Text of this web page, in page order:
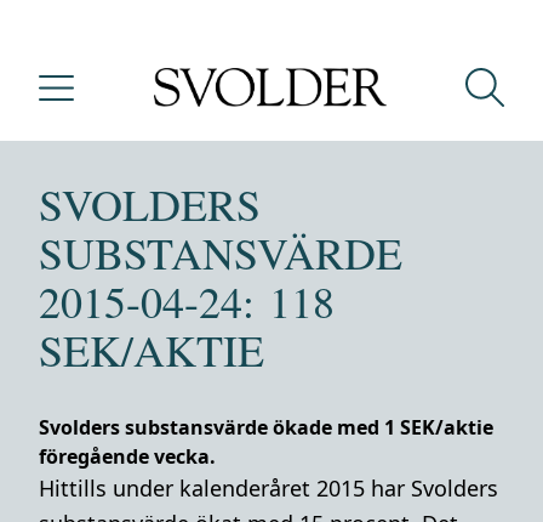
SVOLDERS
SUBSTANSVÄRDE
2015-04-24: 118
SEK/AKTIE
Svolders substansvärde ökade med 1 SEK/aktie
föregående vecka.
Hittills under kalenderåret 2015 har Svolders